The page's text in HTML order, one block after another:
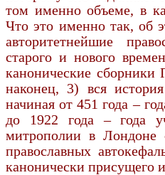
том именно объеме, в
Что это именно так, об
авторитетнейшие
старого и нового
канонические сборники
наконец, 3) вся
начиная от 451 года –
до 1922 года – года
митрополии в
православных
канонически присущего